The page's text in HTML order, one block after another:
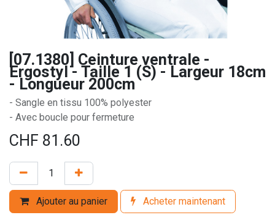
[07.1380] Ceinture ventrale -
Ergostyl - Taille 1 (S) - Largeur 18cm
- Longueur 200cm
- Sangle en tissu 100% polyester
- Avec boucle pour fermeture
CHF 81.60
Ajouter au panier Acheter maintenant